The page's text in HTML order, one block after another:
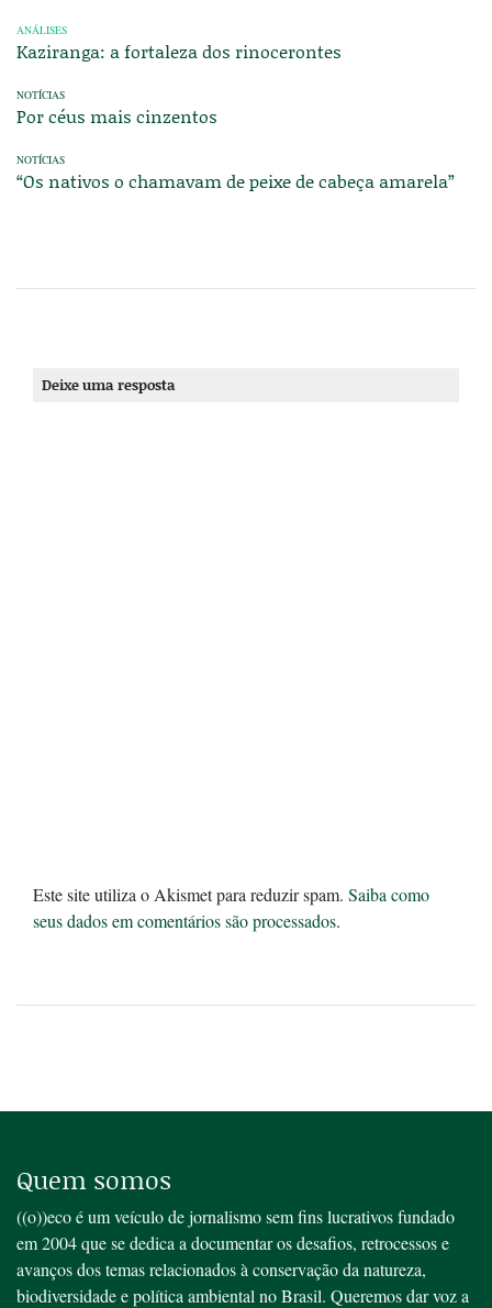
ANÁLISES
Kaziranga: a fortaleza dos rinocerontes
NOTÍCIAS
Por céus mais cinzentos
NOTÍCIAS
“Os nativos o chamavam de peixe de cabeça amarela”
Deixe uma resposta
Este site utiliza o Akismet para reduzir spam. Saiba como
seus dados em comentários são processados.
Quem somos
((o))eco é um veículo de jornalismo sem fins lucrativos fundado
em 2004 que se dedica a documentar os desafios, retrocessos e
avanços dos temas relacionados à conservação da natureza,
biodiversidade e política ambiental no Brasil. Queremos dar voz a